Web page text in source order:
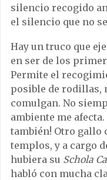
silencio recogido
el silencio que no
Hay un truco que
en ser de los
Permite el
posible de rodillas,
comulgan. No
ambiente me
también! Otro gallo
templos, y a cargo
hubiera su Schola
habló con mucha